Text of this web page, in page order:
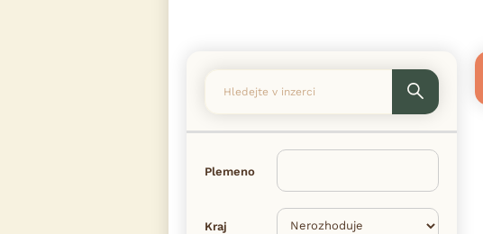
Plemeno
Kraj